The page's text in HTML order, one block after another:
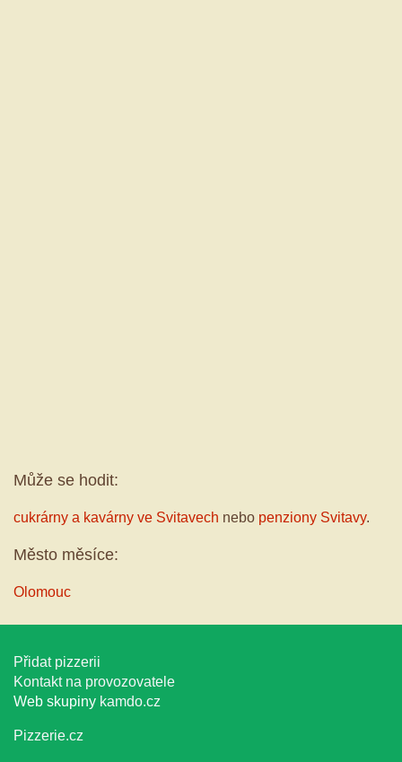
Může se hodit:
cukrárny a kavárny ve Svitavech nebo penziony Svitavy.
Město měsíce:
Olomouc
Přidat pizzerii
Kontakt na provozovatele
Web skupiny kamdo.cz
Pizzerie.cz